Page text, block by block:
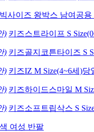
사이즈 왕박스 남여공용
) 키즈스트라이프 S
) 키즈골지코튼타이즈 S
) 키즈IZ M Size(4~6세)
) 키즈하이드스마일 M
) 키즈소프트립삭스 S
여성 반팔